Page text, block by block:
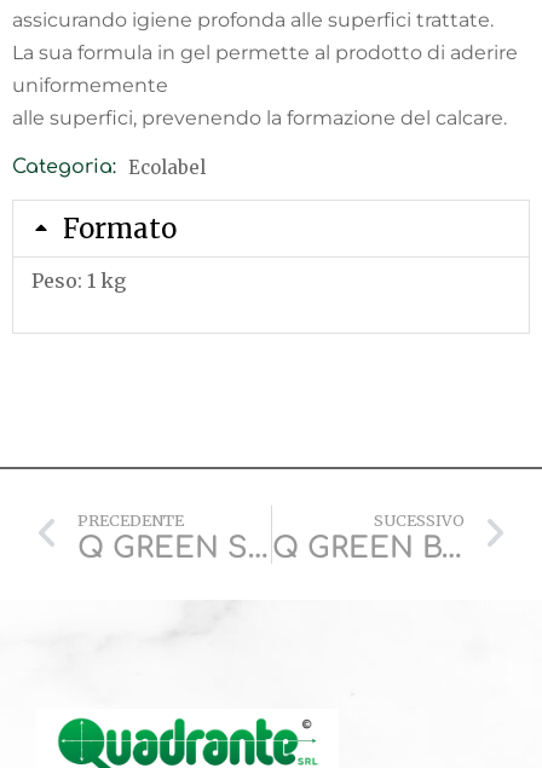
assicurando igiene profonda alle superfici trattate.
La sua formula in gel permette al prodotto di aderire
uniformemente
alle superfici, prevenendo la formazione del calcare.
Categoria: Ecolabel
Formato
Peso: 1 kg
PRECEDENTE
Q GREEN SGRASS
SUCESSIVO
Q GREEN BAGNO